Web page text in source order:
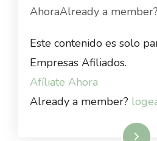
AhoraAlready a
Este contenido es solo
Empresas Afiliados.
Afíliate Ahora
Already a member?
Read More